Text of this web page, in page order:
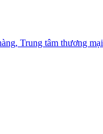
Trung tâm thương mại